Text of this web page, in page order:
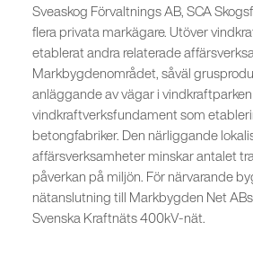
Sveaskog Förvaltnings AB, SCA
flera privata markägare. Utöver
etablerat andra relaterade
Markbygdenområdet, såväl
anläggande av vägar i
vindkraftverksfundament som
betongfabriker. Den närliggande
affärsverksamheter minskar antalet
påverkan på miljön. För närvarande
nätanslutning till Markbygden Net ABs
Svenska Kraftnäts 400kV-nät.